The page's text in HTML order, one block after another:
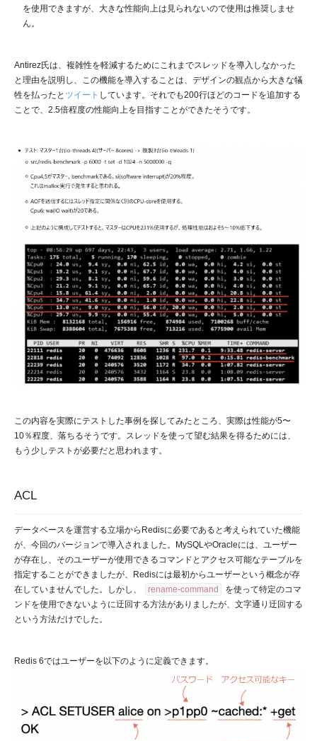
を使用できますが、大きな性能向上は見られないので使用は推奨しませ
ん。
Antirez氏は、複雑性を軽減するためにこれまでスレッドを導入しなかった
と理由を説明し、この機能を導入することは、デザインの観点から大きな犠
牲を払ったと ツイート しています。それでも200行ほどのコードを追加する
ことで、2.5倍程度の性能向上を目指すことができたそうです。
この内容を実際にテストした事例を探してみたところ、実際は性能が5〜
10％程度、落ちるそうです。スレッドを使って望む結果を得るためには、
もう少しテストが必要だと思われます。
ACL
データベースを運営する立場からRedisに必要であると考えられていた機能
が、今回のバージョンで導入されました。MySQLやOracleには、ユーザー
が存在し、そのユーザーが使用できるコマンドとアクセス可能なテーブルを
指定することができましたが、Redisには最初からユーザーという概念が存
在していませんでした。しかし、
rename-command
を使って特定のコマ
ンドを使用できないように迂回する方法がありましたが、文字通り迂回する
という方法だけでした。
Redis 6ではユーザーを以下のように定義できます。